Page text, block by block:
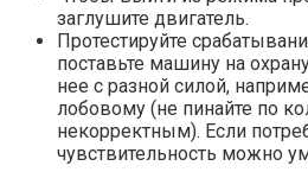
заглушите двигатель.
Протестируйте
поставьте машину на
нее с разной силой,
лобовому (не пинайте по
некорректным). Если
чувствительность можно